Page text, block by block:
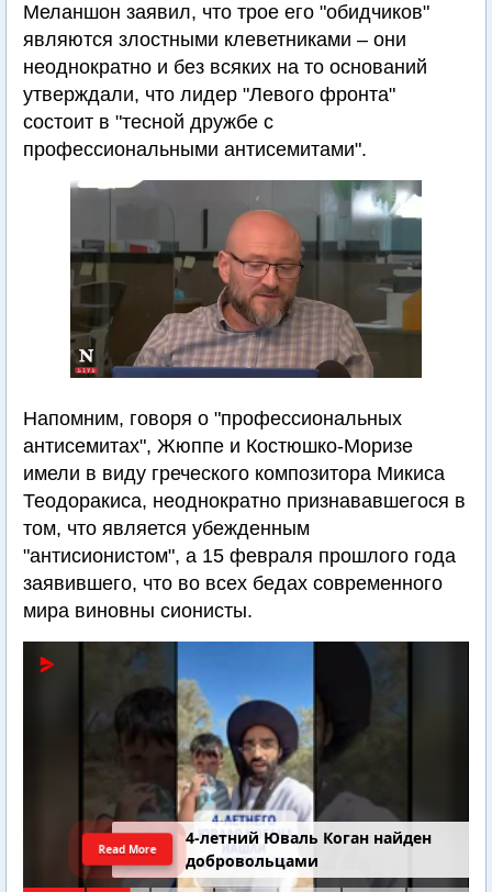
Меланшон заявил, что трое его "обидчиков"
являются злостными клеветниками – они
неоднократно и без всяких на то оснований
утверждали, что лидер "Левого фронта"
состоит в "тесной дружбе с
профессиональными антисемитами".
Напомним, говоря о "профессиональных
антисемитах", Жюппе и Костюшко-Моризе
имели в виду греческого композитора Микиса
Теодоракиса, неоднократно признававшегося в
том, что является убежденным
"антисионистом", а 15 февраля прошлого года
заявившего, что во всех бедах современного
мира виновны сионисты.
4-летний Юваль Коган найден
добровольцами
Read More